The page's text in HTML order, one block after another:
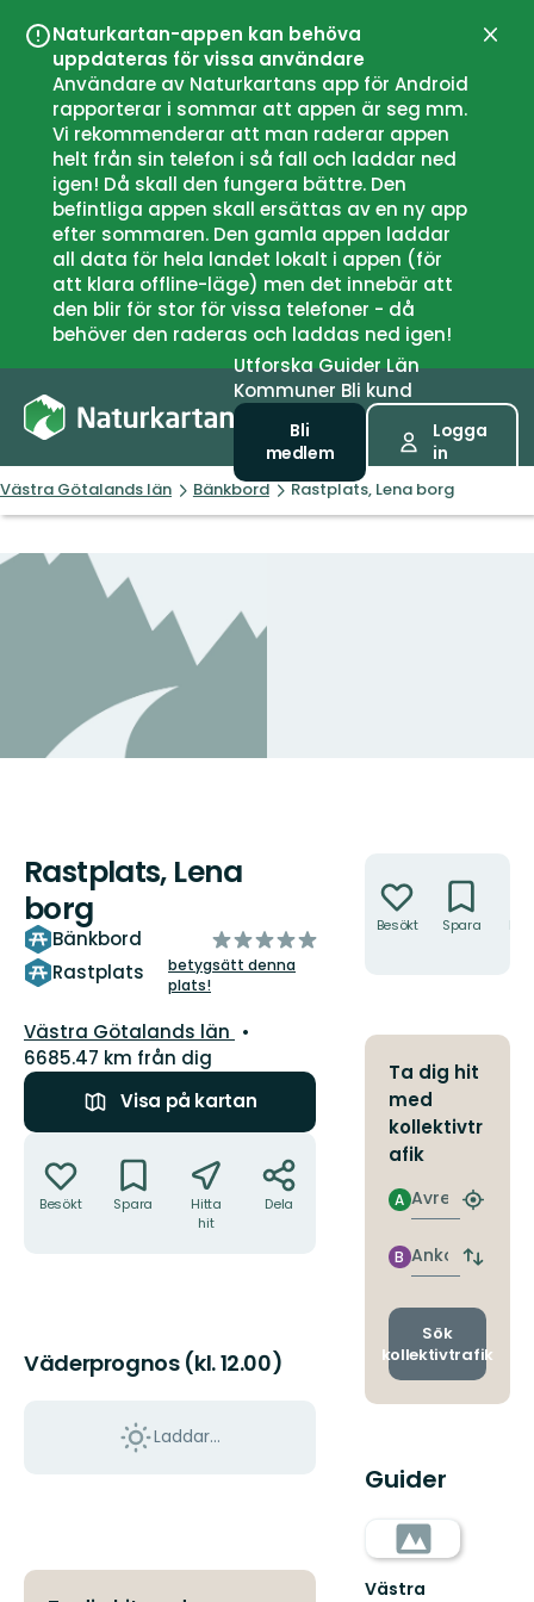
Naturkartan-appen kan behöva
uppdateras för vissa användare
Användare av Naturkartans app för Android
rapporterar i sommar att appen är seg mm.
Vi rekommenderar att man raderar appen
helt från sin telefon i så fall och laddar ned
igen! Då skall den fungera bättre. Den
befintliga appen skall ersättas av en ny app
efter sommaren. Den gamla appen laddar
all data för hela landet lokalt i appen (för
att klara offline-läge) men det innebär att
den blir för stor för vissa telefoner - då
behöver den raderas och laddas ned igen!
UtforskaGuiderLän
Kommuner Bli kund
Bli
medlem
Logga
in
Västra Götalands län Bänkbord Rastplats, Lena borg
Rastplats, Lena
borg
Bänkbord
Rastplats
av
5
stjärnor
betygsätt denna
plats!
Län:
Västra Götalands län
6685.47 km från dig
Visa på kartan
Besökt Spara
Hitta
hit
Dela
Väderprognos (kl. 12.00)
Laddar...
Besökt Spara
Ta dig hit
med
kollektivtr
afik
Avresa
A
Hitta
Ankomst
B
Byt
och
Sök
kollektivtrafik
Guider
Västra